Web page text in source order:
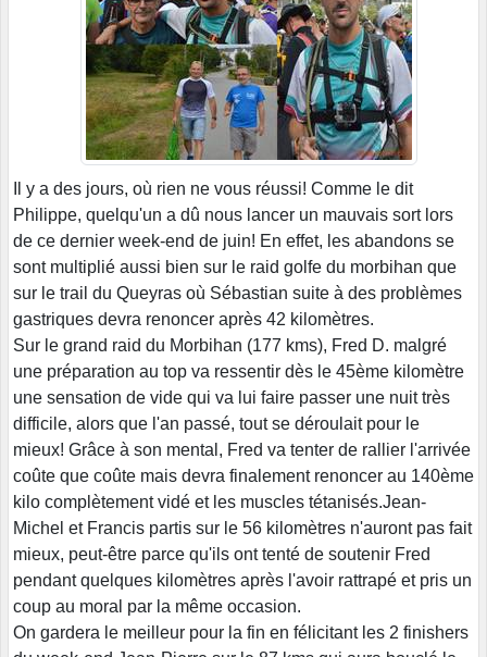
Il y a des jours, où rien ne vous réussi! Comme le dit
Philippe, quelqu'un a dû nous lancer un mauvais sort lors
de ce dernier week-end de juin! En effet, les abandons se
sont multiplié aussi bien sur le raid golfe du morbihan que
sur le trail du Queyras où Sébastian suite à des problèmes
gastriques devra renoncer après 42 kilomètres.
Sur le grand raid du Morbihan (177 kms), Fred D. malgré
une préparation au top va ressentir dès le 45ème kilomètre
une sensation de vide qui va lui faire passer une nuit très
difficile, alors que l'an passé, tout se déroulait pour le
mieux! Grâce à son mental, Fred va tenter de rallier l'arrivée
coûte que coûte mais devra finalement renoncer au 140ème
kilo complètement vidé et les muscles tétanisés.Jean-
Michel et Francis partis sur le 56 kilomètres n'auront pas fait
mieux, peut-être parce qu'ils ont tenté de soutenir Fred
pendant quelques kilomètres après l'avoir rattrapé et pris un
coup au moral par la même occasion.
On gardera le meilleur pour la fin en félicitant les 2 finishers